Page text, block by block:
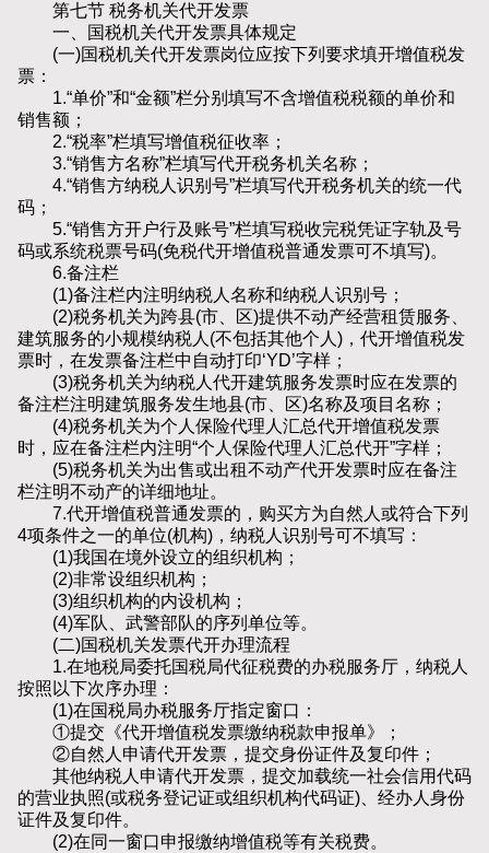
第七节 税务机关代开发票
一、国税机关代开发票具体规定
(一)国税机关代开发票岗位应按下列要求填开增值税发
票：
1.“单价”和“金额”栏分别填写不含增值税税额的单价和
销售额；
2.“税率”栏填写增值税征收率；
3.“销售方名称”栏填写代开税务机关名称；
4.“销售方纳税人识别号”栏填写代开税务机关的统一代
码；
5.“销售方开户行及账号”栏填写税收完税凭证字轨及号
码或系统税票号码(免税代开增值税普通发票可不填写)。
6.备注栏
(1)备注栏内注明纳税人名称和纳税人识别号；
(2)税务机关为跨县(市、区)提供不动产经营租赁服务、
建筑服务的小规模纳税人(不包括其他个人)，代开增值税发
票时，在发票备注栏中自动打印‘YD’字样；
(3)税务机关为纳税人代开建筑服务发票时应在发票的
备注栏注明建筑服务发生地县(市、区)名称及项目名称；
(4)税务机关为个人保险代理人汇总代开增值税发票
时，应在备注栏内注明“个人保险代理人汇总代开”字样；
(5)税务机关为出售或出租不动产代开发票时应在备注
栏注明不动产的详细地址。
7.代开增值税普通发票的，购买方为自然人或符合下列
4项条件之一的单位(机构)，纳税人识别号可不填写：
(1)我国在境外设立的组织机构；
(2)非常设组织机构；
(3)组织机构的内设机构；
(4)军队、武警部队的序列单位等。
(二)国税机关发票代开办理流程
1.在地税局委托国税局代征税费的办税服务厅，纳税人
按照以下次序办理：
(1)在国税局办税服务厅指定窗口：
①提交《代开增值税发票缴纳税款申报单》；
②自然人申请代开发票，提交身份证件及复印件；
其他纳税人申请代开发票，提交加载统一社会信用代码
的营业执照(或税务登记证或组织机构代码证)、经办人身份
证件及复印件。
(2)在同一窗口申报缴纳增值税等有关税费。